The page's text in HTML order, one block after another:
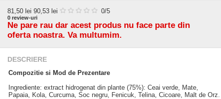
81,50 lei 90,53 lei 0/5
0 review-uri
Ne pare rau dar acest produs nu face parte din
oferta noastra. Va multumim.
DESCRIERE
Compozitie si Mod de Prezentare
Ingrediente: extract hidrogenat din plante (75%): Ceai verde, Mate,
Papaia, Kola, Curcuma, Soc negru, Fenicuk, Telina, Cicoare, Malt de Orz.